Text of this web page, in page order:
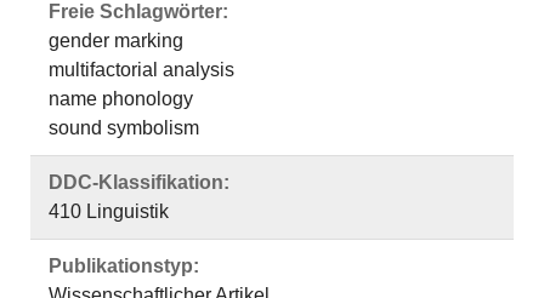
Freie Schlagwörter:
gender marking
multifactorial analysis
name phonology
sound symbolism
DDC-Klassifikation:
410 Linguistik
Publikationstyp: